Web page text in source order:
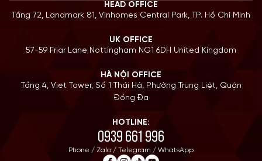
HEAD OFFICE
Tầng 72, Landmark 81, Vinhomes Central Park, TP. Hồ Chí Minh
UK OFFICE
57-59 Friar Lane Nottingham NG1 6DH United Kingdom
HÀ NỘI OFFICE
Tầng 4, Viet Tower, Số 1 Thái Hà, Phường Trung Liệt, Quận
Đống Đa
HOTLINE:
0939 661 996
Phone / Zalo / Telegram / WhatsApp